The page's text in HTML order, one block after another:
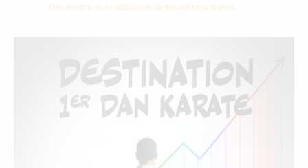
Des exercices et situations de travail structurées